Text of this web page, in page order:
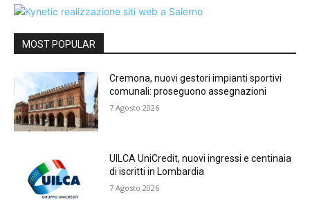
MOST POPULAR
Cremona, nuovi gestori impianti sportivi
comunali: proseguono assegnazioni
7 Agosto 2026
UILCA UniCredit, nuovi ingressi e centinaia
di iscritti in Lombardia
7 Agosto 2026